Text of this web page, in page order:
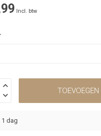
Incl. btw
1 dag